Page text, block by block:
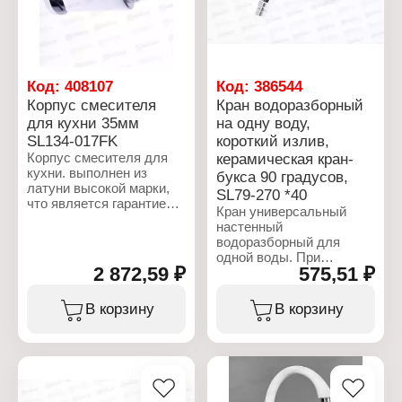
Код: 408107
Корпус смесителя
для кухни 35мм
SL134-017FK
Корпус смесителя для
кухни. выполнен из
латуни высокой марки,
что является гарантией
экологичны и безопасны
для вашего здоровья.
поверхность не потеряет
со временем свой
роскошный вид, а уход
за ней сводится к
салфеткой. Установка
2 872,59 ₽
В корзину
Код:386544
Кран водоразборный
на одну воду,
короткий излив,
керамическая кран-
букса 90 градусов,
SL79-270 *40
Кран универсальный
настенный
водоразборный для
одной воды. При
производстве
смесителей ТМ РМС
используются только
высококачественные
гальванизации, что
придает им большую
износостойкость и
575,51 ₽
В корзину